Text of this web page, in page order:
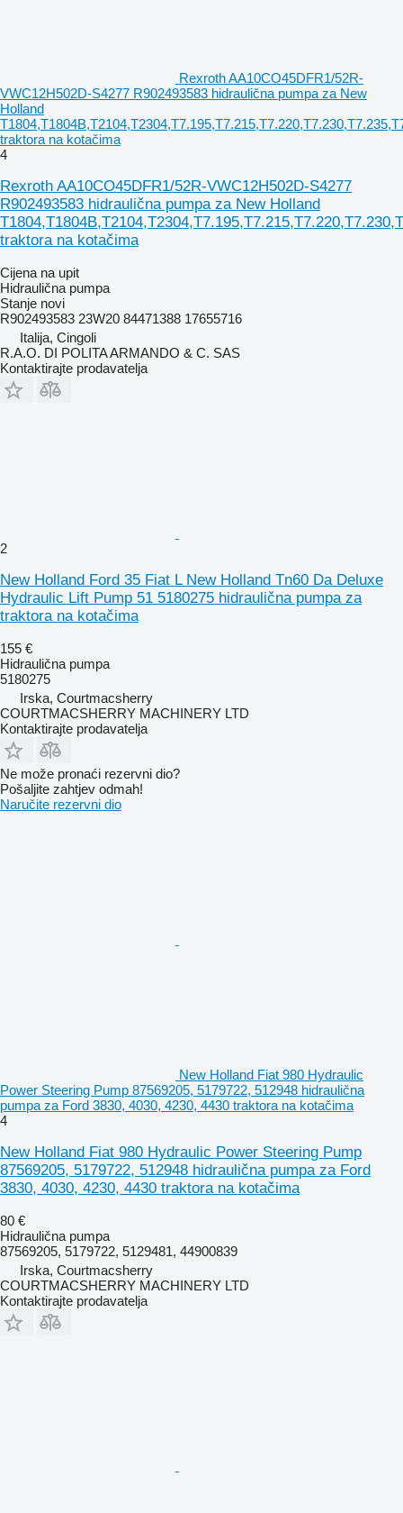
Rexroth AA10CO45DFR1/52R-
VWC12H502D-S4277 R902493583 hidraulična pumpa za New
Holland
traktora na kotačima
4
Rexroth AA10CO45DFR1/52R-VWC12H502D-S4277
R902493583 hidraulična pumpa za New Holland
traktora na kotačima
Cijena na upit
Hidraulična pumpa
Stanje novi
R902493583 23W20 84471388 17655716
Italija, Cingoli
R.A.O. DI POLITA ARMANDO & C. SAS
Kontaktirajte prodavatelja
2
New Holland Ford 35 Fiat L New Holland Tn60 Da Deluxe
Hydraulic Lift Pump 51 5180275 hidraulična pumpa za
traktora na kotačima
155 €
Hidraulična pumpa
5180275
Irska, Courtmacsherry
COURTMACSHERRY MACHINERY LTD
Kontaktirajte prodavatelja
Ne može pronaći rezervni dio?
Pošaljite zahtjev odmah!
Naručite rezervni dio
New Holland Fiat 980 Hydraulic
Power Steering Pump 87569205, 5179722, 512948 hidraulična
pumpa za Ford 3830, 4030, 4230, 4430 traktora na kotačima
4
New Holland Fiat 980 Hydraulic Power Steering Pump
87569205, 5179722, 512948 hidraulična pumpa za Ford
3830, 4030, 4230, 4430 traktora na kotačima
80 €
Hidraulična pumpa
87569205, 5179722, 5129481, 44900839
Irska, Courtmacsherry
COURTMACSHERRY MACHINERY LTD
Kontaktirajte prodavatelja